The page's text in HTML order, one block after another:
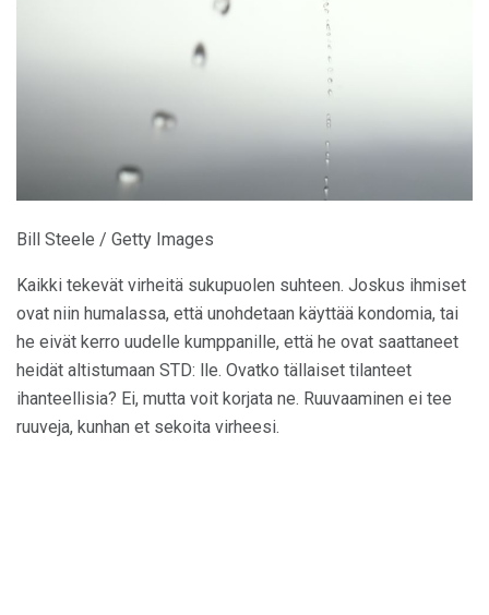
Bill Steele / Getty Images
Kaikki tekevät virheitä sukupuolen suhteen. Joskus ihmiset
ovat niin humalassa, että unohdetaan käyttää kondomia, tai
he eivät kerro uudelle kumppanille, että he ovat saattaneet
heidät altistumaan STD: lle. Ovatko tällaiset tilanteet
ihanteellisia? Ei, mutta voit korjata ne. Ruuvaaminen ei tee
ruuveja, kunhan et sekoita virheesi.